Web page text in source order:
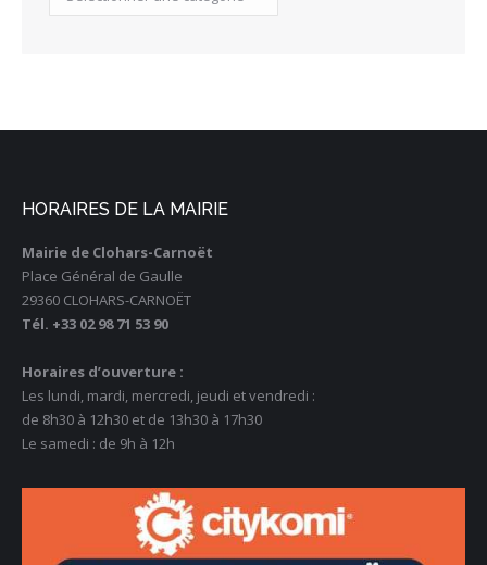
des
HORAIRES DE LA MAIRIE
Mairie de Clohars-Carnoët
Place Général de Gaulle
29360 CLOHARS-CARNOËT
Tél. +33 02 98 71 53 90
Horaires d’ouverture :
Les lundi, mardi, mercredi, jeudi et vendredi :
de 8h30 à 12h30 et de 13h30 à 17h30
Le samedi : de 9h à 12h